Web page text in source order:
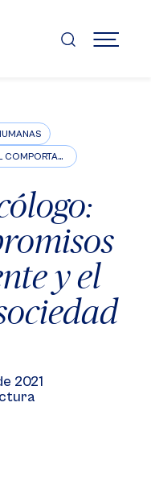
MENÚ
FACULTAD DE CIENCIAS DEL COMPORTAMIENTO
y el
2021